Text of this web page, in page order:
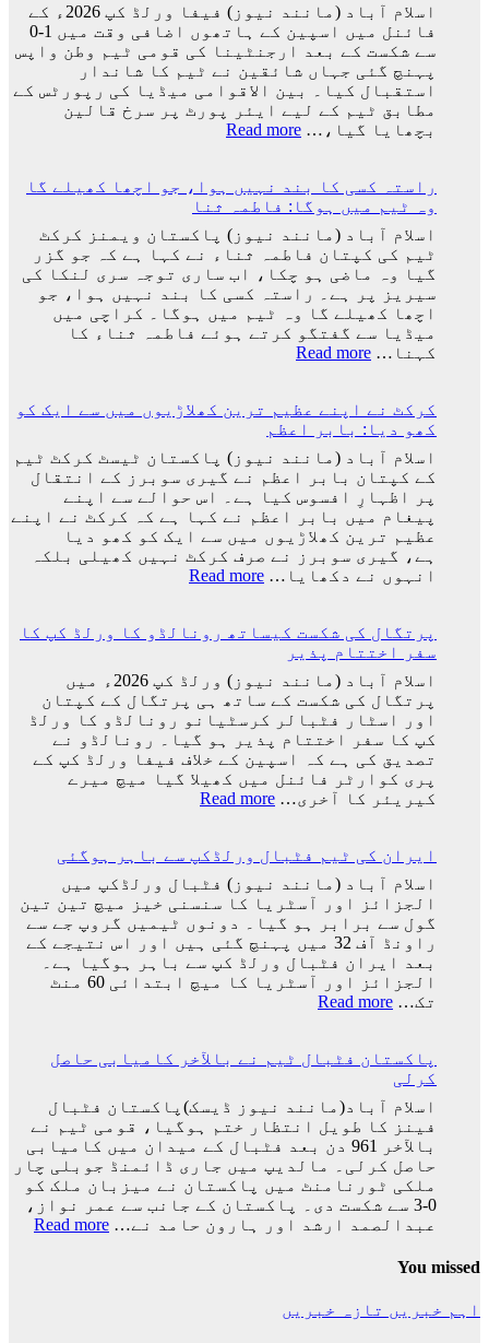
باہر
نکالنے
کی
درخواست
پر
2
لاکھ
افراد
کے
دستخط
اسلام آباد (مانند نیوز) فیفا ورلڈ کپ 2026ء کے
فائنل میں اسپین کے ہاتھوں اضافی وقت میں 1-0
سے شکست کے بعد ارجنٹینا کی قومی ٹیم وطن واپس
پہنچ گئی جہاں شائقین نے ٹیم کا شاندار
استقبال کیا۔ بین الاقوامی میڈیا کی رپورٹس کے
مطابق ٹیم کے لیے ایئر پورٹ پر سرخ قالین
بچھایا گیا،… Read more
:
فائنل
میں
شکست
کے
بعد
لیونل
میسی
ٹیم
کے
واپس
کیوں
گئے؟
وجہ
سامنے
آ
گئی
راستہ کسی کا بند نہیں ہوا، جو اچھا کھیلے گا
وہ ٹیم میں ہوگا: فاطمہ ثنا
اسلام آباد (مانند نیوز) پاکستان ویمنز کرکٹ
ٹیم کی کپتان فاطمہ ثناء نے کہا ہے کہ جو گزر
گیا وہ ماضی ہو چکا، اب ساری توجہ سری لنکا کی
سیریز پر ہے۔ راستہ کسی کا بند نہیں ہوا، جو
اچھا کھیلے گا وہ ٹیم میں ہوگا۔ کراچی میں
میڈیا سے گفتگو کرتے ہوئے فاطمہ ثناء کا
کہنا… Read more
:
کا
بند
ہوا،
جو
اچھا
کھیلے
گا
وہ
ٹیم
ہوگا:
فاطمہ
ثنا
کرکٹ نے اپنے عظیم ترین کھلاڑیوں میں سے ایک کو
کھو دیا: بابر اعظم
اسلام آباد (مانند نیوز) پاکستان ٹیسٹ کرکٹ ٹیم
کے کپتان بابر اعظم نے گیری سوبرز کے انتقال
پر اظہارِ افسوس کیا ہے۔ اس حوالے سے اپنے
پیغام میں بابر اعظم نے کہا ہے کہ کرکٹ نے اپنے
عظیم ترین کھلاڑیوں میں سے ایک کو کھو دیا
ہے، گیری سوبرز نے صرف کرکٹ نہیں کھیلی بلکہ
انہوں نے دکھایا… Read more
:
اپنے
ترین
کھلاڑیوں
میں
سے
ایک
کو
کھو
پرتگال کی شکست کیساتھ رونالڈو کا ورلڈ کپ کا
سفر اختتام پذیر
اسلام آباد (مانند نیوز) ورلڈ کپ 2026ء میں
پرتگال کی شکست کے ساتھ ہی پرتگال کے کپتان
اور اسٹار فٹبالر کرسٹیانو رونالڈو کا ورلڈ
کپ کا سفر اختتام پذیر ہو گیا۔ رونالڈو نے
تصدیق کی ہے کہ اسپین کے خلاف فیفا ورلڈ کپ کے
پری کوارٹر فائنل میں کھیلا گیا میچ میرے
کیریئر کا آخری… Read more
:
شکست
کیساتھ
رونالڈو
کا
ورلڈ
کپ
کا
سفر
ایران کی ٹیم فٹبال ورلڈکپ سے باہر ہوگئی
اسلام آباد (مانند نیوز) فٹبال ورلڈکپ میں
الجزائز اور آسٹریا کا سنسنی خیز میچ تین تین
گول سے برابر ہو گیا۔ دونوں ٹیمیں گروپ جے سے
راونڈ آف 32 میں پہنچ گئی ہیں اور اس نتیجے کے
بعد ایران فٹبال ورلڈ کپ سے باہر ہوگیا ہے۔
الجزائز اور آسٹریا کا میچ ابتدائی 60 منٹ
تک… Read more
:
ٹیم
سے
باہر
ہوگئی
پاکستان فٹبال ٹیم نے بالآخر کامیابی حاصل
کرلی
اسلام آباد(مانند نیوز ڈیسک)پاکستان فٹبال
فینز کا طویل انتظار ختم ہوگیا، قومی ٹیم نے
بالآخر 961 دن بعد فٹبال کے میدان میں کامیابی
حاصل کرلی۔ مالدیپ میں جاری ڈائمنڈ جوبلی چار
ملکی ٹورنامنٹ میں پاکستان نے میزبان ملک کو
0-3 سے شکست دی۔ پاکستان کے جانب سے عمر نواز،
عبدالصمد ارشد اور ہارون حامد نے… Read more
:
You missed
اہم خبریں تازہ خبریں